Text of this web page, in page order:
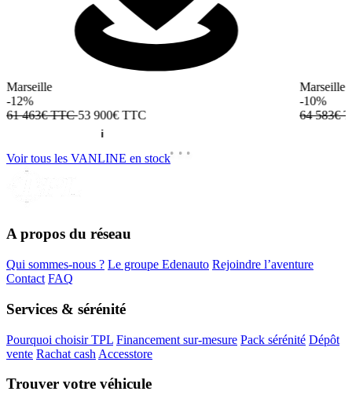
Marseille
-12%
61 463€ TTC53 900€TTC
Marseille
-10%
64 583€
Voir tous les VANLINE en stock
A propos du réseau
Qui sommes-nous ? Le groupe Edenauto Rejoindre l’aventure
Contact FAQ
Services & sérénité
Pourquoi choisir TPL Financement sur-mesure Pack sérénité Dépôt
vente Rachat cash Accesstore
Trouver votre véhicule